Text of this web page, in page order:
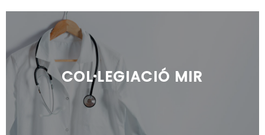
COL·LEGIACIÓ MIR